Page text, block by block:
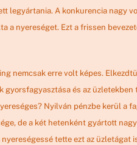
legyártania. A konkurencia nagy
a nyereséget. Ezt a frissen
nemcsak erre volt képes.
gyorsfagyasztása és az
Nyilván pénzbe kerül a
de a két hetenként gyártott
tette ezt az üzletágat